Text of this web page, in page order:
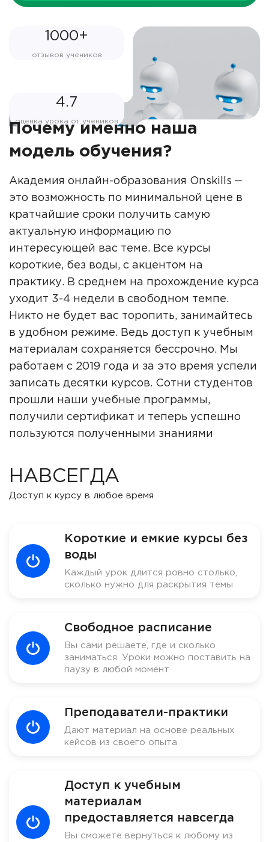
1000+
отзывов учеников
4.7
оценка урока от учеников
Почему именно наша
модель обучения?
Академия онлайн-образования Onskills ‒
это возможность по минимальной цене в
кратчайшие сроки получить самую
актуальную информацию по
интересующей вас теме. Все курсы
короткие, без воды, с акцентом на
практику. В среднем на прохождение курса
уходит 3-4 недели в свободном темпе.
Никто не будет вас торопить, занимайтесь
в удобном режиме. Ведь доступ к учебным
материалам сохраняется бессрочно. Мы
работаем с 2019 года и за это время успели
записать десятки курсов. Сотни студентов
прошли наши учебные программы,
получили сертификат и теперь успешно
пользуются полученными знаниями
НАВСЕГДА
Доступ к курсу в любое время
Короткие и емкие курсы без
воды
Каждый урок длится ровно столько,
сколько нужно для раскрытия темы
Свободное расписание
Вы сами решаете, где и сколько
заниматься. Уроки можно поставить на
паузу в любой момент
Преподаватели-практики
Дают материал на основе реальных
кейсов из своего опыта
Доступ к учебным
материалам
предоставляется навсегда
Вы сможете вернуться к любому из